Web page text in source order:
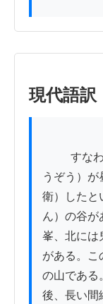
現代語訳
うぞう）
衛）したと
ん）の谷が
峯、北には
がある。こ
の山である
後、長い間